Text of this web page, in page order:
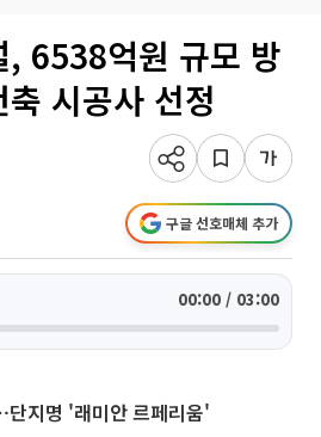
, 6538억원 규모 방
시공사 선정
구글 선호매체 추가
00:00 / 03:00
지명 '래미안 르페리움'